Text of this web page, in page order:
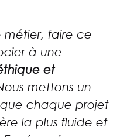
métier, faire ce
à une
et
mettons un
chaque projet
la plus fluide et